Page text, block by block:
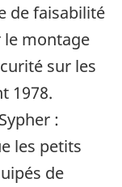
de faisabilité
montage
sur les
1978.
:
les petits
de